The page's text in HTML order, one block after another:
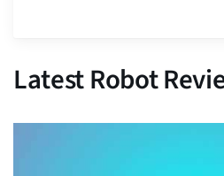
Latest Robot